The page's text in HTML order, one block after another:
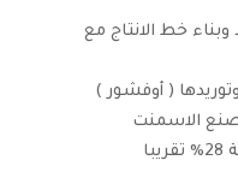
خط الانتاج مع
( أوفشور )
مصنع الاسمنت